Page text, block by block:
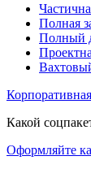
Полная
Полный
Какой
Оформляйте